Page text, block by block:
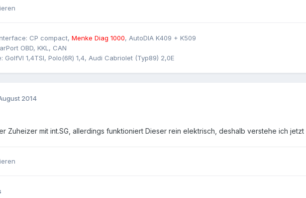
CP compact, Menke Diag 1000, AutoDIA K409 + K509
OBD, KKL, CAN
GolfVI 1,4TSI, Polo(6R) 1,4, Audi Cabriolet (Typ89) 2,0E
2014
Zuheizer mit int.SG, allerdings funktioniert Dieser rein elektrisch, deshalb verstehe ich